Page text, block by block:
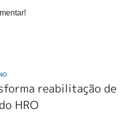
reabilitação de
HRO